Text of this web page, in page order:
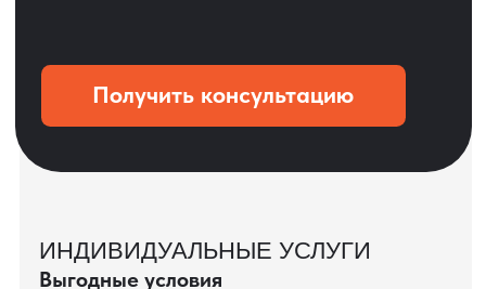
КЕЙС ПАО «РОСТЕЛЕКОМ»